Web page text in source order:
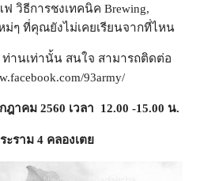
วิธีการชงเทคนิค Brewing,
ม่ๆ ที่คุณยังไม่เคยเรียนจากที่ไหน
านเท่านั้น สนใจ สามารถติดต่อ
93army/
าคม 2560 เวลา 12.00 -15.00 น.
ะราม 4 คลองเตย